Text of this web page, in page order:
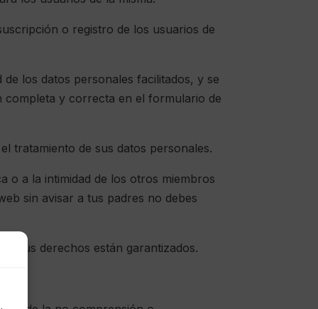
o registro de los usuarios de
los datos personales facilitados, y se
completa y correcta en el formulario de
tratamiento de sus datos personales.
o a la intimidad de los otros miembros
sin avisar a tus padres no debes
tus derechos están garantizados.